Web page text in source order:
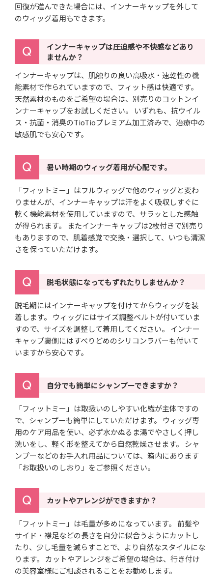
回復が進んできた場合には、インナーキャップを外して
のウィッグ着用もできます。
インナーキャップは圧迫感や不快感などあり
ませんか？
インナーキャップは、肌触りの良い高吸水・速乾性の機
能素材で作られていますので、フィット感は快適です。
天然素材のものをご希望の場合は、別売りのコットンイ
ンナーキャップをお試しください。 いずれも、抗ウイル
ス・抗菌・消臭のTioTioプレミアム加工済みで、治療中の
敏感肌でも安心です。
暑い時期のウィッグ着用が心配です。
「フィットミー」はフルウィッグで他のウィッグと変わ
りませんが、インナーキャップは汗をよく吸収しすぐに
乾く機能素材を使用していますので、サラッとした感触
が得られます。 またインナーキャップは2枚付きで別売り
もありますので、肌着感覚で交換・選択して、いつも清潔
さを保っていただけます。
脱毛状態になってもずれたりしませんか？
脱毛期にはインナーキャップを付けてからウィッグを装
着します。 ウィッグにはサイズ調整ベルトが付いていま
すので、サイズを調整して着用してください。 インナー
キャップ裏側にはすべりどめのシリコンラバーも付いて
いますから安心です。
自分でも簡単にシャンプーできますか？
「フィットミー」は取扱いのしやすい化繊が主体ですの
で、シャンプーも簡単にしていただけます。 ウィッグ専
用のケア用品を使い、必ず水かぬるま湯でやさしく押し
洗いをし、軽く形を整えてから自然乾燥させます。 シャ
ンプーなどのお手入れ用品については、箱内にあります
「お取扱いのしおり」をご参照ください。
カットやアレンジができますか？
「フィットミー」は毛量が多めになっています。 前髪や
サイド・襟足などの長さを自分に似合うようにカットし
たり、少し毛量を減らすことで、より自然なスタイルにな
ります。 カットやアレンジをご希望の場合は、行き付け
の美容室様にご相談されることをお勧めします。